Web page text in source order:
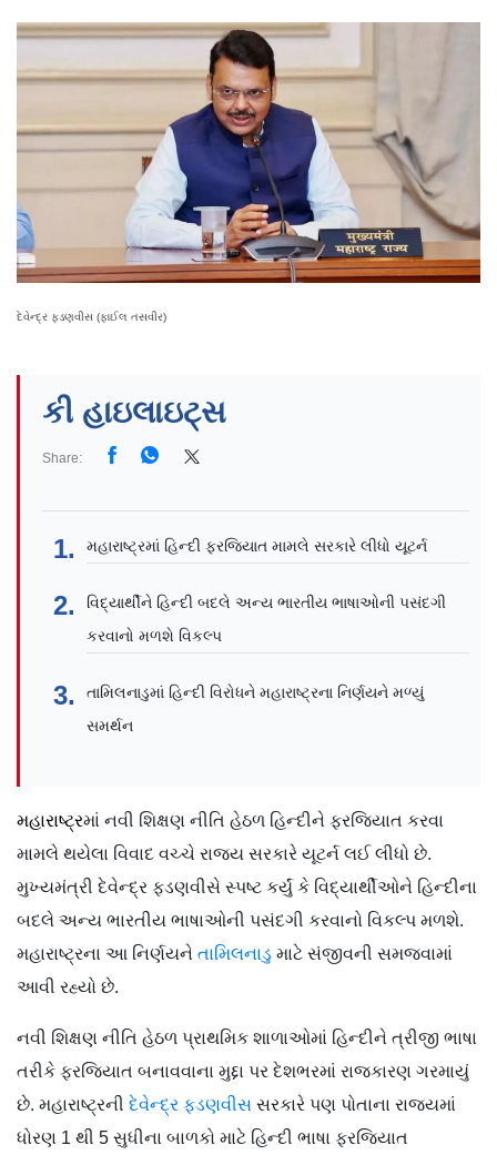
દેવેન્દ્ર ફડણવીસ (ફાઈલ તસવીર)
કી હાઇલાઇટ્સ
Share:
મહારાષ્ટ્રમાં હિન્દી ફરજિયાત મામલે સરકારે લીધો યૂટર્ન
વિદ્યાર્થીને હિન્દી બદલે અન્ય ભારતીય ભાષાઓની પસંદગી
કરવાનો મળશે વિકલ્પ
તામિલનાડુમાં હિન્દી વિરોધને મહારાષ્ટ્રના નિર્ણયને મળ્યું
સમર્થન
મહારાષ્ટ્રમાં નવી શિક્ષણ નીતિ હેઠળ હિન્દીને ફરજિયાત કરવા
મામલે થયેલા વિવાદ વચ્ચે રાજ્ય સરકારે યૂટર્ન લઈ લીધો છે.
મુખ્યમંત્રી દેવેન્દ્ર ફડણવીસે સ્પષ્ટ કર્યું કે વિદ્યાર્થીઓને હિન્દીના
બદલે અન્ય ભારતીય ભાષાઓની પસંદગી કરવાનો વિકલ્પ મળશે.
મહારાષ્ટ્રના આ નિર્ણયને તામિલનાડુ માટે સંજીવની સમજવામાં
આવી રહ્યો છે.
નવી શિક્ષણ નીતિ હેઠળ પ્રાથમિક શાળાઓમાં હિન્દીને ત્રીજી ભાષા
તરીકે ફરજિયાત બનાવવાના મુદ્દા પર દેશભરમાં રાજકારણ ગરમાયું
છે. મહારાષ્ટ્રની દેવેન્દ્ર ફડણવીસ સરકારે પણ પોતાના રાજ્યમાં
ધોરણ 1 થી 5 સુધીના બાળકો માટે હિન્દી ભાષા ફરજિયાત